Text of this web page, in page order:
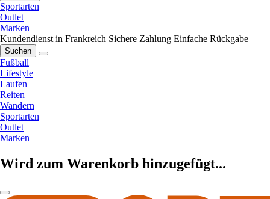
Sportarten
Outlet
Marken
Kundendienst in Frankreich Sichere Zahlung Einfache Rückgabe
Suchen
Fußball
Lifestyle
Laufen
Reiten
Wandern
Sportarten
Outlet
Marken
Wird zum Warenkorb hinzugefügt...